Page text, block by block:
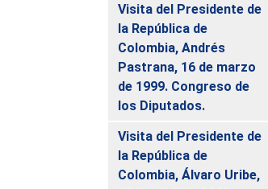
Visita del Presidente de
la República de
Colombia, Andrés
Pastrana, 16 de marzo
de 1999. Congreso de
los Diputados.
Visita del Presidente de
la República de
Colombia, Álvaro Uribe,